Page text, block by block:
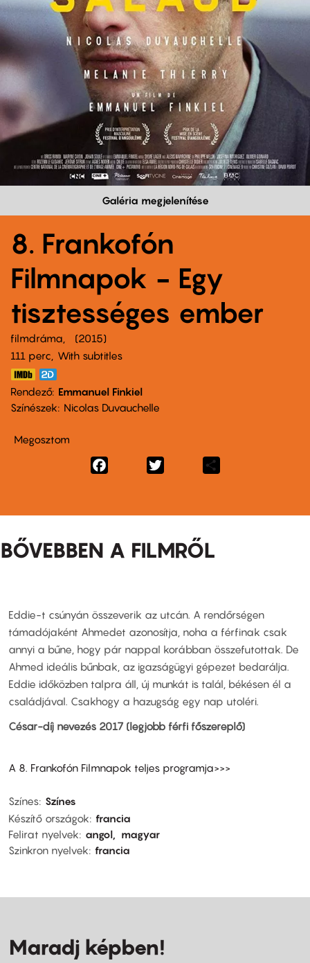
Galéria megjelenítése
8. Frankofón
Filmnapok - Egy
tisztességes ember
filmdráma
2015
111 perc,
With subtitles
Rendező Emmanuel Finkiel
Színészek
Nicolas Duvauchelle
Megosztom
Facebook
BŐVEBBEN A FILMRŐL
Eddie-t csúnyán összeverik az utcán. A rendőrségen
támadójaként Ahmedet azonosítja, noha a férfinak csak
annyi a bűne, hogy pár nappal korábban összefutottak. De
Ahmed ideális bűnbak, az igazságügyi gépezet bedarálja.
Eddie időközben talpra áll, új munkát is talál, békésen él a
családjával. Csakhogy a hazugság egy nap utoléri.
César-díj nevezés 2017 (legjobb férfi főszereplő)
A 8. Frankofón Filmnapok teljes programja>>>
Színes Színes
Készítő országok francia
Felirat nyelvek
angol
magyar
Szinkron nyelvek francia
Maradj képben!